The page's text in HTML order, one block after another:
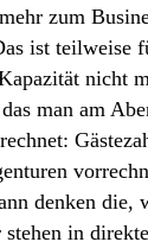
zum
ist teilweise
nicht
man am
denken die,
stehen in